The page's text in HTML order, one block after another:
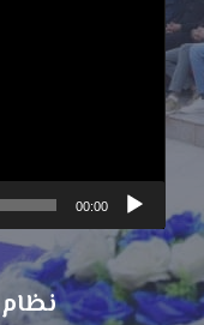
00:00